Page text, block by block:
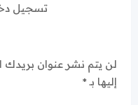
تسجيل
لن يتم نشر عنوان بريدك
إليها بـ*